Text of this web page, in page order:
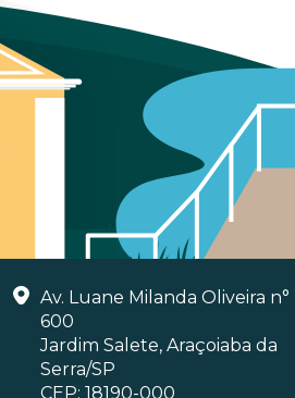
Av. Luane Milanda Oliveira n°
600
Jardim Salete, Araçoiaba da
Serra/SP
CEP: 18190-000